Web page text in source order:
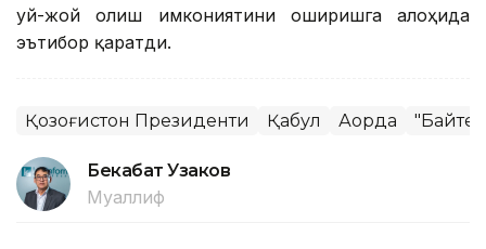
уй-жой олиш имкониятини оширишга алоҳида
эътибор қаратди.
Қозоғистон Президенти Қабул Ақорда
Бекабат Узаков
Муаллиф